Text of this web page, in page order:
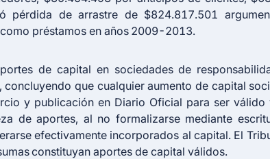
de arrastre de $824.817.501
préstamos en años 2009-2013.
de capital en sociedades de
que cualquier aumento de capital
y publicación en Diario Oficial para ser
de aportes, al no formalizarse mediante
efectivamente incorporados al capital. El
constituyan aportes de capital válidos.